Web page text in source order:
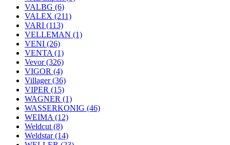
VALBG (6)
VALEX (211)
VARI (113)
VELLEMAN (1)
VENI (26)
VENTA (1)
Vevor(326)
VIGOR (4)
Villager(36)
VIPER (15)
WAGNER (1)
WASSERKONIG (46)
WEIMA (12)
Weldcut (8)
Weldstar(14)